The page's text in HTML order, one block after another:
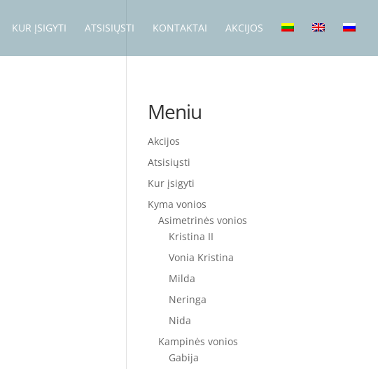
KUR ĮSIGYTI ATSISIŲSTI KONTAKTAI AKCIJOS
Meniu
Akcijos
Atsisiųsti
Kur įsigyti
Kyma vonios
Asimetrinės vonios
Kristina II
Vonia Kristina
Milda
Neringa
Nida
Kampinės vonios
Gabija